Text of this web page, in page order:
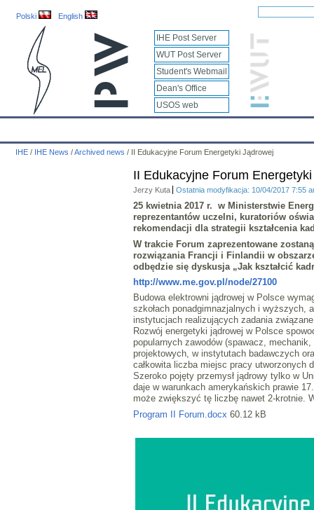
Polski English
IHE Post Server
WUT Post Server
Student's Webmail
Dean's Office
USOS web
IHE / IHE News /Archived news / II Edukacyjne Forum Energetyki Jądrowej
II Edukacyjne Forum
Jerzy Kuta Ostatnia modyfikacja: 10/04/2017 7:55
25 kwietnia 2017 r. w Ministerstwie
reprezentantów uczelni, kuratoriów
rekomendacji dla strategii kształcenia
W trakcie Forum zaprezentowane
rozwiązania Francji i Finlandii w
odbędzie się dyskusja „Jak kształcić
http://www.me.gov.pl/node/27100
Budowa elektrowni jądrowej w Polsce
szkołach ponadgimnazjalnych i wyższych,
instytucjach realizujących zadania
Rozwój energetyki jądrowej w Polsce
popularnych zawodów (spawacz,
projektowych, w instytutach badawczych
całkowita liczba miejsc pracy utworzonych
Szeroko pojęty przemysł jądrowy tylko w
daje w warunkach amerykańskich prawie
może zwiększyć tę liczbę nawet 2-krotnie.
Program II Forum.docx 60.12 kB